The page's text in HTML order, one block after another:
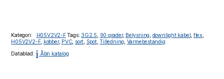
Kategori: H05V2V2-F Tags: 3G2.5, 90 grader, Belysning, downlight kabel, flex,
H05V2V2-F, kobber, PVC, sort, Spot,Tilledning, Varmebestandig
Datablad:i Åbn katalog